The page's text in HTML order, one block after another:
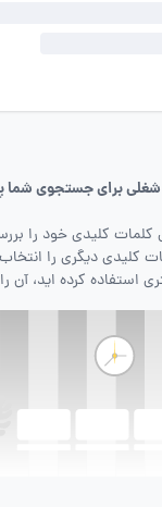
برای جستجوی شما
کلمات کلیدی خود را
کلیدی دیگری را
استفاده کرده اید،